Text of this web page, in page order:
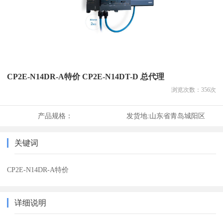
CP2E-N14DR-A特价 CP2E-N14DT-D 总代理
浏览次数： 356次
产品规格： 发货地:山东省青岛城阳区
关键词
CP2E-N14DR-A特价
详细说明